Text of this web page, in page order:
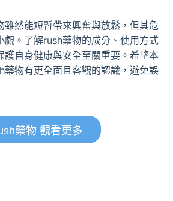
雖然能短暫帶來興奮與放鬆，但其危
覷。了解rush藥物的成分、使用方式
護自身健康與安全至關重要。希望本
藥物有更全面且客觀的認識，避免誤
藥物 觀看更多